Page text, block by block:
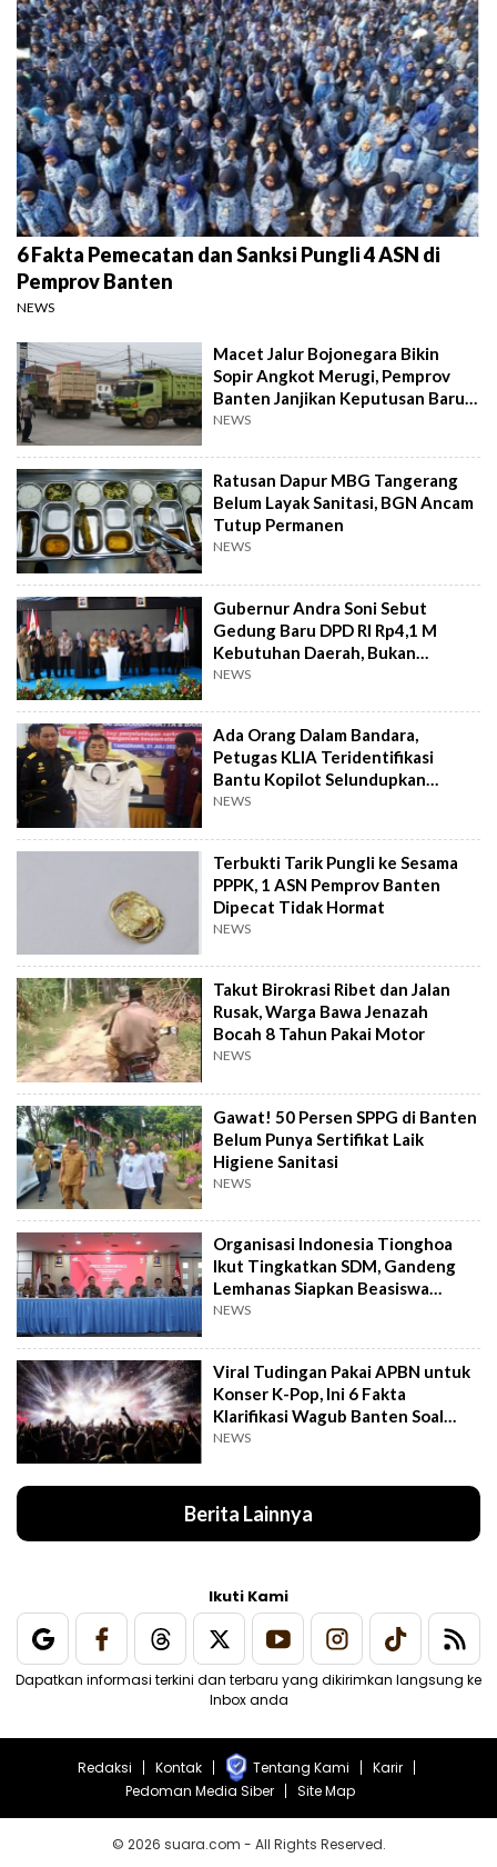
6 Fakta Pemecatan dan Sanksi Pungli 4 ASN di
Pemprov Banten
NEWS
Macet Jalur Bojonegara Bikin
Sopir Angkot Merugi, Pemprov
Banten Janjikan Keputusan Baru 4
Hari Lagi
NEWS
Ratusan Dapur MBG Tangerang
Belum Layak Sanitasi, BGN Ancam
Tutup Permanen
NEWS
Gubernur Andra Soni Sebut
Gedung Baru DPD RI Rp4,1 M
Kebutuhan Daerah, Bukan
Senator
NEWS
Ada Orang Dalam Bandara,
Petugas KLIA Teridentifikasi
Bantu Kopilot Selundupkan
Ekstasi ke Indonesia
NEWS
Terbukti Tarik Pungli ke Sesama
PPPK, 1 ASN Pemprov Banten
Dipecat Tidak Hormat
NEWS
Takut Birokrasi Ribet dan Jalan
Rusak, Warga Bawa Jenazah
Bocah 8 Tahun Pakai Motor
NEWS
Gawat! 50 Persen SPPG di Banten
Belum Punya Sertifikat Laik
Higiene Sanitasi
NEWS
Organisasi Indonesia Tionghoa
Ikut Tingkatkan SDM, Gandeng
Lemhanas Siapkan Beasiswa
Hingga S3
NEWS
Viral Tudingan Pakai APBN untuk
Konser K-Pop, Ini 6 Fakta
Klarifikasi Wagub Banten Soal
Putrinya
NEWS
Berita Lainnya
Ikuti Kami
Dapatkan informasi terkini dan terbaru yang dikirimkan langsung ke
Inbox anda
Redaksi Kontak Tentang Kami
Karir
Pedoman Media Siber
Site Map
© 2026 suara.com - All Rights Reserved.